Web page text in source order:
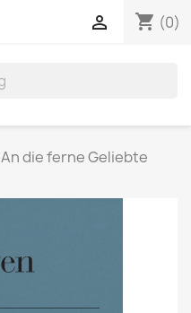
shopping_cart (0)

An die ferne Geliebte